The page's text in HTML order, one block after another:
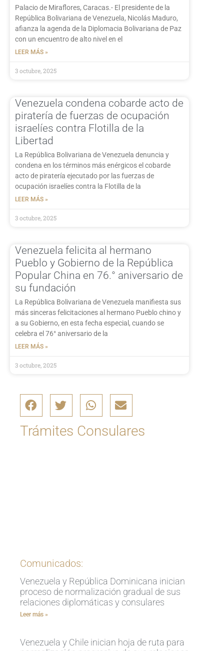
Palacio de Miraflores, Caracas.- El presidente de la
República Bolivariana de Venezuela, Nicolás Maduro,
afianza la agenda de la Diplomacia Bolivariana de Paz
con un encuentro de alto nivel en el
LEER MÁS »
3 octubre, 2025
Venezuela condena cobarde acto de
piratería de fuerzas de ocupación
israelíes contra Flotilla de la
Libertad
La República Bolivariana de Venezuela denuncia y
condena en los términos más enérgicos el cobarde
acto de piratería ejecutado por las fuerzas de
ocupación israelíes contra la Flotilla de la
LEER MÁS »
3 octubre, 2025
Venezuela felicita al hermano
Pueblo y Gobierno de la República
Popular China en 76.° aniversario de
su fundación
La República Bolivariana de Venezuela manifiesta sus
más sinceras felicitaciones al hermano Pueblo chino y
a su Gobierno, en esta fecha especial, cuando se
celebra el 76° aniversario de la
LEER MÁS »
3 octubre, 2025
Trámites Consulares
Comunicados:
Venezuela y República Dominicana inician
proceso de normalización gradual de sus
relaciones diplomáticas y consulares
Leer más »
Venezuela y Chile inician hoja de ruta para